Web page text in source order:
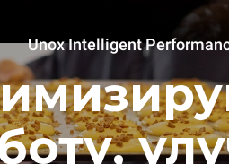
Unox Intelligent